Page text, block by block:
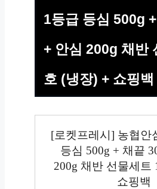
1등급 등심 500g
+ 안심 200g 채반
호 (냉장) + 쇼핑백
[로켓프레시] 농협안
등심 500g + 채끝
200g 채반 선물세트
쇼핑백